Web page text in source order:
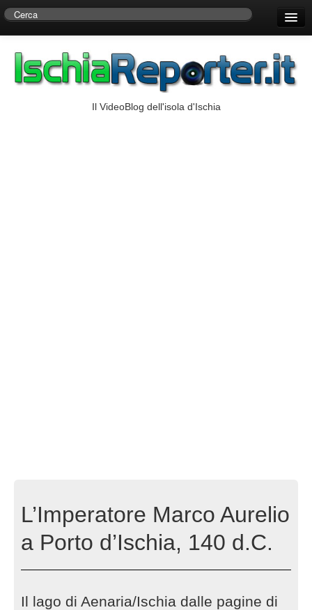
Centro di Ricerche Storiche D’Ambra
Il VideoBlog dell'isola d'Ischia
L’Imperatore Marco Aurelio
a Porto d’Ischia, 140 d.C.
Il lago di Aenaria/Ischia dalle pagine di